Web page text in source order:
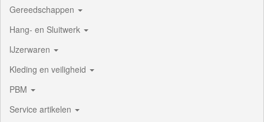
Gereedschappen
Hang- en Sluitwerk
IJzerwaren
Kleding en veiligheid
PBM
Service artikelen